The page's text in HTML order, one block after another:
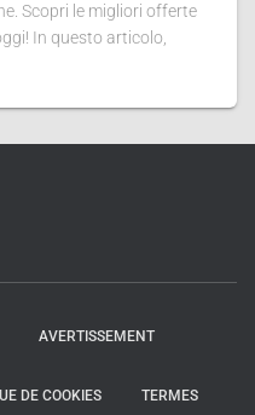
Scopri le migliori offerte
In questo articolo,
AVERTISSEMENT
DE COOKIES TERMES